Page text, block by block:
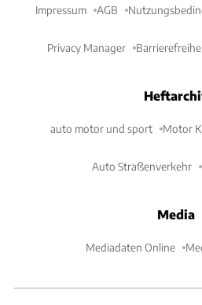
Impressum AGB
Privacy Manager
auto motor und sport Motor
Auto Straßenverkehr
Media
Mediadaten Online